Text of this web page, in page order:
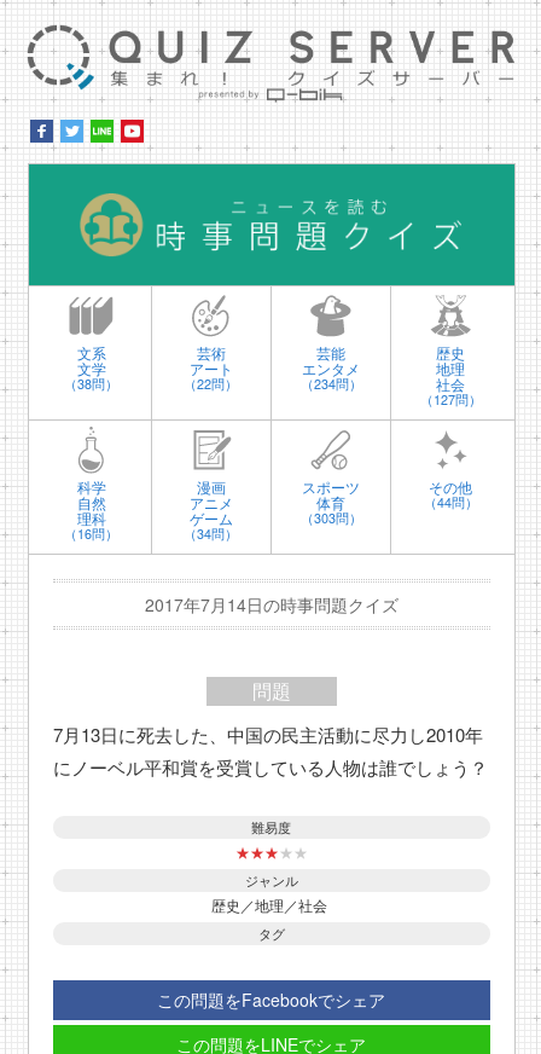
文系
文学
（38問）
芸術
アート
（22問）
芸能
エンタメ
（234問）
歴史
地理
社会
（127問）
科学
自然
理科
（16問）
漫画
アニメ
ゲーム
（34問）
スポーツ
体育
（303問）
その他
（44問）
2017年7月14日の時事問題クイズ
問題
7月13日に死去した、中国の民主活動に尽力し2010年
にノーベル平和賞を受賞している人物は誰でしょう？
難易度
★★★★ ★
ジャンル
歴史／地理／社会
タグ
この問題をFacebookでシェア
この問題をLINEでシェア